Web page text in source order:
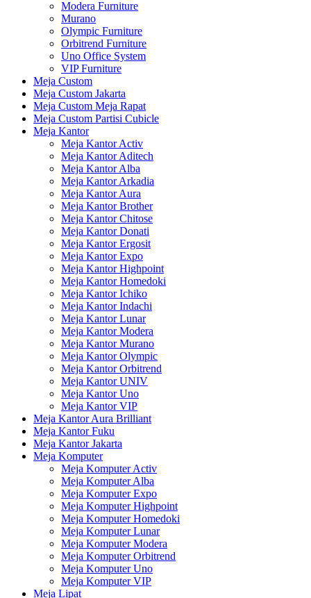
Modera Furniture
Murano
Olympic Furniture
Orbitrend Furniture
Uno Office System
VIP Furniture
Meja Custom
Meja Custom Jakarta
Meja Custom Meja Rapat
Meja Custom Partisi Cubicle
Meja Kantor
Meja Kantor Activ
Meja Kantor Aditech
Meja Kantor Alba
Meja Kantor Arkadia
Meja Kantor Aura
Meja Kantor Brother
Meja Kantor Chitose
Meja Kantor Donati
Meja Kantor Ergosit
Meja Kantor Expo
Meja Kantor Highpoint
Meja Kantor Homedoki
Meja Kantor Ichiko
Meja Kantor Indachi
Meja Kantor Lunar
Meja Kantor Modera
Meja Kantor Murano
Meja Kantor Olympic
Meja Kantor Orbitrend
Meja Kantor UNIV
Meja Kantor Uno
Meja Kantor VIP
Meja Kantor Aura Brilliant
Meja Kantor Fuku
Meja Kantor Jakarta
Meja Komputer
Meja Komputer Activ
Meja Komputer Alba
Meja Komputer Expo
Meja Komputer Highpoint
Meja Komputer Homedoki
Meja Komputer Lunar
Meja Komputer Modera
Meja Komputer Orbitrend
Meja Komputer Uno
Meja Komputer VIP
Meja Lipat